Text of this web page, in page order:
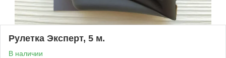
Рулетка Эксперт, 5 м.
В наличии